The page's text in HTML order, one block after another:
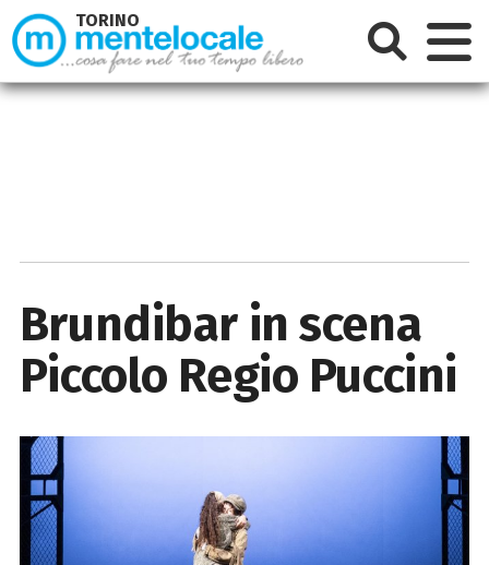
Brundibar in scena
Piccolo Regio Puccini
TORINO